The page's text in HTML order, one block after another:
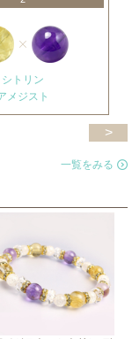
シトリン
メジスト
>
一覧をみる